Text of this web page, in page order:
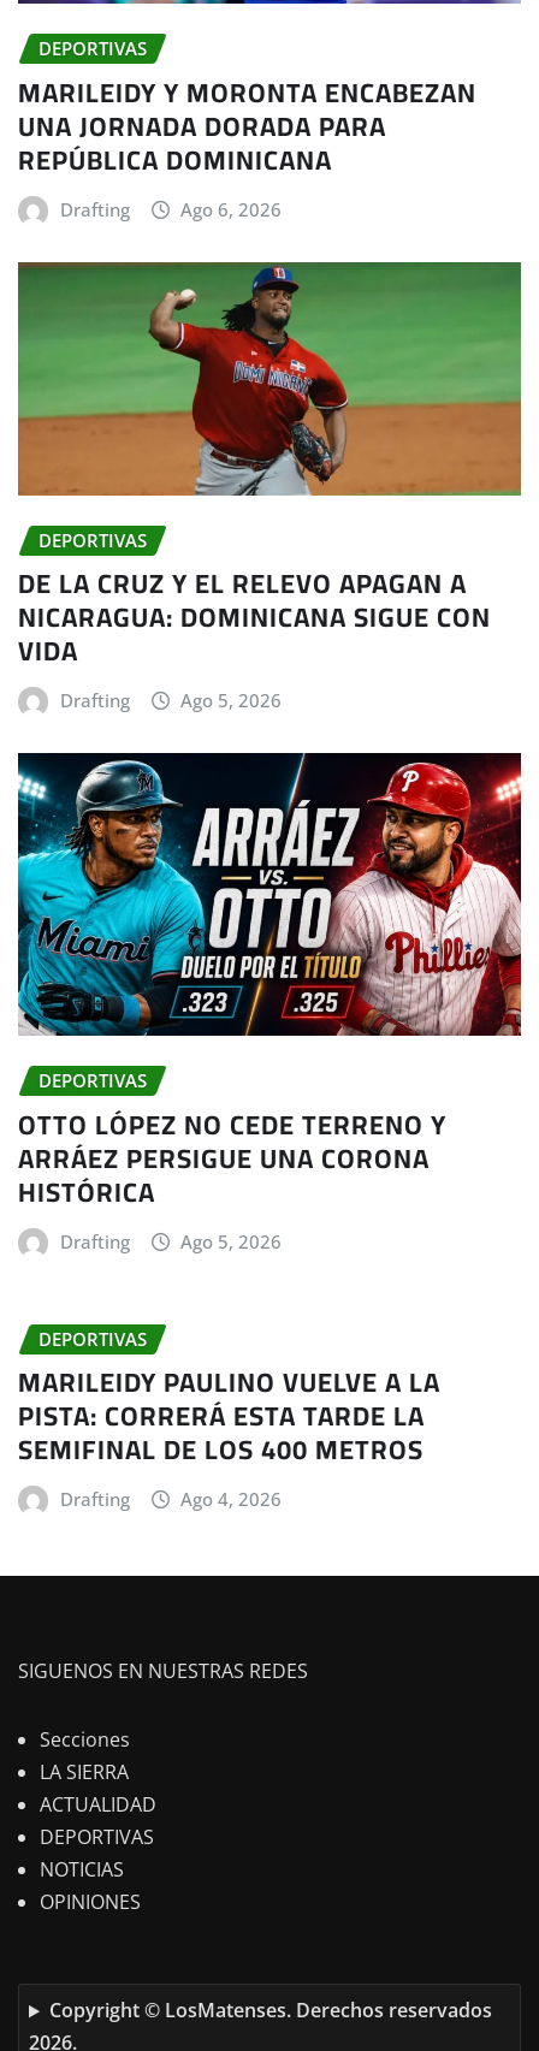
DEPORTIVAS
MARILEIDY Y MORONTA ENCABEZAN
UNA JORNADA DORADA PARA
REPÚBLICA DOMINICANA
Drafting Ago 6, 2026
DEPORTIVAS
DE LA CRUZ Y EL RELEVO APAGAN A
NICARAGUA: DOMINICANA SIGUE CON
VIDA
Drafting Ago 5, 2026
DEPORTIVAS
OTTO LÓPEZ NO CEDE TERRENO Y
ARRÁEZ PERSIGUE UNA CORONA
HISTÓRICA
Drafting Ago 5, 2026
DEPORTIVAS
MARILEIDY PAULINO VUELVE A LA
PISTA: CORRERÁ ESTA TARDE LA
SEMIFINAL DE LOS 400 METROS
Drafting Ago 4, 2026
SIGUENOS EN NUESTRAS REDES
Secciones
LA SIERRA
ACTUALIDAD
DEPORTIVAS
NOTICIAS
OPINIONES
Copyright © LosMatenses. Derechos reservados
2026.